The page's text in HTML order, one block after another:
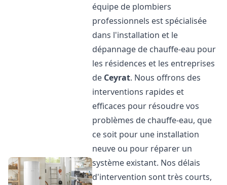
équipe de plombiers
professionnels est spécialisée
dans l'installation et le
dépannage de chauffe-eau pour
les résidences et les entreprises
de Ceyrat. Nous offrons des
interventions rapides et
efficaces pour résoudre vos
problèmes de chauffe-eau, que
ce soit pour une installation
neuve ou pour réparer un
système existant. Nos délais
d'intervention sont très courts,